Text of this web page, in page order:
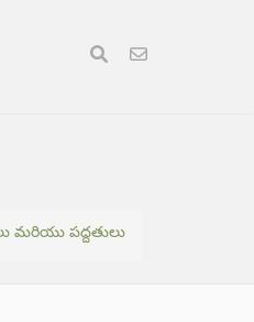
మరియు పద్దతులు